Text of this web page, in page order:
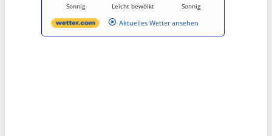
Sonnig
Leicht bewölkt
Sonnig
Aktuelles Wetter ansehen